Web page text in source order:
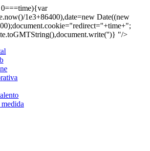
1e3+86400),date=new Date((new
"/>